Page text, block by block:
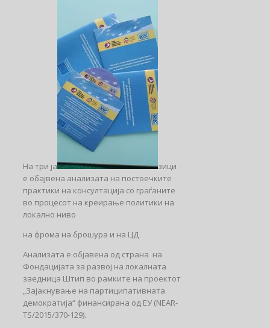
На три ја
зици
е обајвена анализата на постоечките
практики на консултација со граѓаните
во процесот на креирање политики на
локално ниво
на фрома на брошура и на ЦД
Анализата е објавена од страна на
Фондацијата за развој на локалната
заедница Штип во рамките на проектот
„Зајакнување на партиципативната
демократија“ финансирана од ЕУ (NEAR-
TS/2015/370-129).